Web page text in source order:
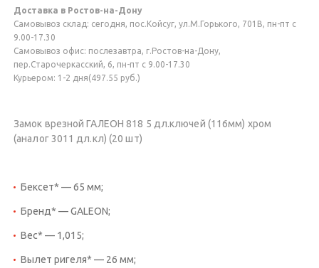
Доставка в Ростов-на-Дону
Самовывоз склад: сегодня, пос.Койсуг, ул.М.Горького, 701В, пн-пт с
9.00-17.30
Самовывоз офис: послезавтра, г.Ростов-на-Дону,
пер.Старочеркасский, 6, пн-пт с 9.00-17.30
Курьером: 1-2 дня(497.55 руб.)
Замок врезной ГАЛЕОН 818 5 дл.ключей (116мм) хром
(аналог 3011 дл.кл) (20 шт)
Бексет* — 65 мм;
Бренд* — GALEON;
Вес* — 1,015;
Вылет ригеля* — 26 мм;